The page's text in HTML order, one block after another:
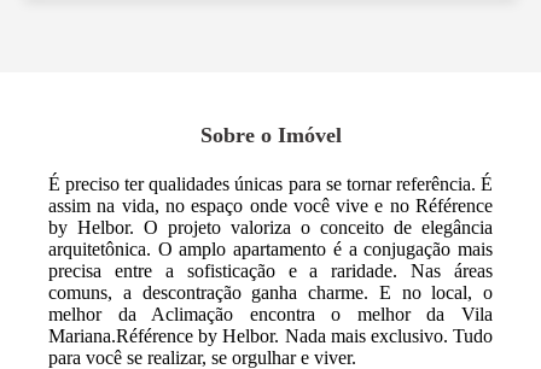
Sobre o Imóvel
É preciso ter qualidades únicas para se tornar referência. É
assim na vida, no espaço onde você vive e no Référence
by Helbor. O projeto valoriza o conceito de elegância
arquitetônica. O amplo apartamento é a conjugação mais
precisa entre a sofisticação e a raridade. Nas áreas
comuns, a descontração ganha charme. E no local, o
melhor da Aclimação encontra o melhor da Vila
Mariana.Référence by Helbor. Nada mais exclusivo. Tudo
para você se realizar, se orgulhar e viver.